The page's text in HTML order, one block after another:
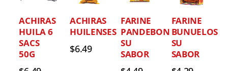
ACHIRAS
HUILA 6
SACS
50G
ACHIRAS
HUILENSES
$6.49
FARINE
PANDEBONO
SU
SABOR
FARINE
BUNUELOS
SU
SABOR